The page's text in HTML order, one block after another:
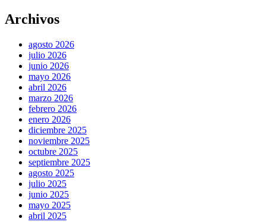
Archivos
agosto 2026
julio 2026
junio 2026
mayo 2026
abril 2026
marzo 2026
febrero 2026
enero 2026
diciembre 2025
noviembre 2025
octubre 2025
septiembre 2025
agosto 2025
julio 2025
junio 2025
mayo 2025
abril 2025